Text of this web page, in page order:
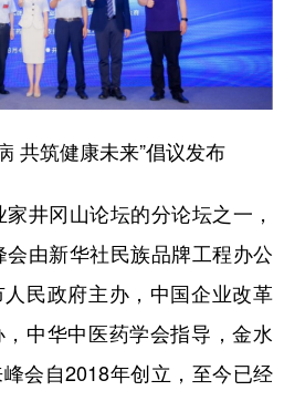
筑健康未来”倡议发布
冈山论坛的分论坛之一，
会由新华社民族品牌工程办公
民政府主办，中国企业改革
中华中医药学会指导，金水
会自2018年创立，至今已经